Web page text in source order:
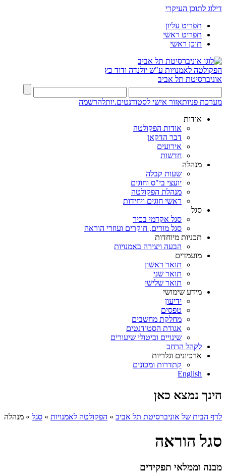
דילוג לתוכן העיקרי
תפריט עליון
תפריט ראשי
תוכן ראשי
הפקולטה לאמנויות ע"ש יולנדה ודוד כץ
אוניברסיטת תל אביב
מערכת פניותאזור אישי לסטודנטים.יותלהרשמה
אודות
אודות הפקולטה
דבר הדקאן
אירועים
חדשות
מנהלה
שעות קבלה
יועצי בי"ס וחוגים
מנהלת הפקולטה
ראשי חוגים ויחידות
סגל
סגל אקדמי בכיר
סגל מורים, חוקרים ועוזרי הוראה
תכניות מיוחדות
הבעה ויצירה באמנויות
מועמדים
תואר ראשון
תואר שני
תואר שלישי
מידע שימושי
ידיעון
טפסים
מחלקת מחשבים
אגודת הסטודנטים
שינויים וביטולי שיעורים
לקהל הרחב
ארכיונים וגלריות
קתדרות ומכונים
English
הינך נמצא כאן
לדף הבית של אוניברסיטת תל אביב » הפקולטה לאמנויות » סגל » מנהלה
סגל הוראה
מבנה וממלאי תפקידים